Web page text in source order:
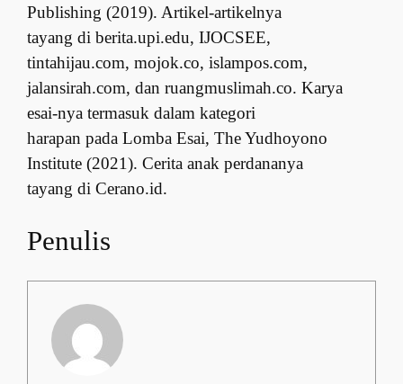
Publishing (2019). Artikel-artikelnya
tayang di berita.upi.edu, IJOCSEE,
tintahijau.com, mojok.co, islampos.com,
jalansirah.com, dan ruangmuslimah.co. Karya
esai-nya termasuk dalam kategori
harapan pada Lomba Esai, The Yudhoyono
Institute (2021). Cerita anak perdananya
tayang di Cerano.id.
Penulis